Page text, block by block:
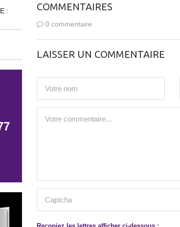
COMMENTAIRES
0 commentaire
LAISSER UN COMMENTAIRE
: